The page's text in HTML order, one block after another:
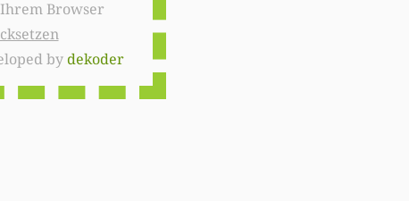
bydekoder